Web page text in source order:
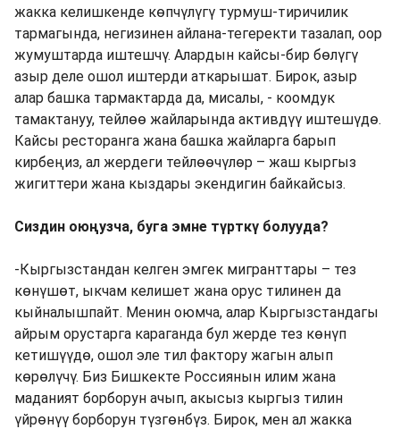
жакка келишкенде көпчүлүгү турмуш-тиричилик
тармагында, негизинен айлана-тегеректи тазалап, оор
жумуштарда иштешчү. Алардын кайсы-бир бөлүгү
азыр деле ошол иштерди аткарышат. Бирок, азыр
алар башка тармактарда да, мисалы, - коомдук
тамактануу, тейлөө жайларында активдүү иштешүдө.
Кайсы ресторанга жана башка жайларга барып
кирбеңиз, ал жердеги тейлөөчүлөр – жаш кыргыз
жигиттери жана кыздары экендигин байкайсыз.
Сиздин оюңузча, буга эмне түрткү болууда?
-Кыргызстандан келген эмгек мигранттары – тез
көнүшөт, ыкчам келишет жана орус тилинен да
кыйналышпайт. Менин оюмча, алар Кыргызстандагы
айрым орустарга караганда бул жерде тез көнүп
кетишүүдө, ошол эле тил фактору жагын алып
көрөлүчү. Биз Бишкекте Россиянын илим жана
маданият борборун ачып, акысыз кыргыз тилин
үйрөнүү борборун түзгөнбүз. Бирок, мен ал жакка